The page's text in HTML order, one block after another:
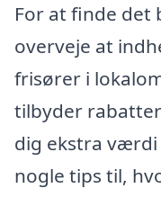
For at finde det
overveje at
frisører i
tilbyder
dig ekstra
nogle tips til,